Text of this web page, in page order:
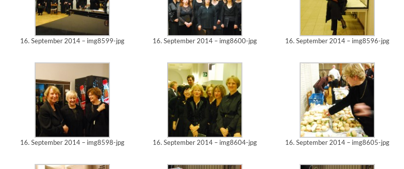
16. September 2014 – img8599-jpg 16. September 2014 – img8600-jpg 16. September 2014 – img8596-jpg
16. September 2014 – img8598-jpg 16. September 2014 – img8604-jpg 16. September 2014 – img8605-jpg